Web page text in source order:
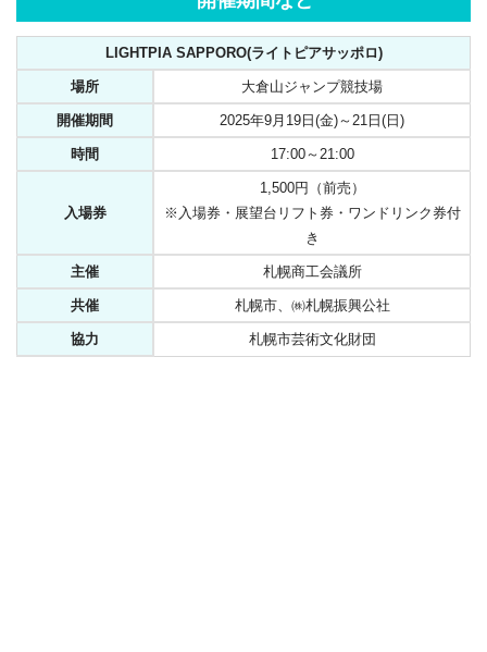
LIGHTPIA SAPPORO(ライトピアサッポロ)
場所 大倉山ジャンプ競技場
開催期間 2025年9月19日(金)～21日(日)
時間 17:00～21:00
入場券
1,500円（前売）
※入場券・展望台リフト券・ワンドリンク券付
き
主催 札幌商工会議所
共催 札幌市、㈱札幌振興公社
協力 札幌市芸術文化財団